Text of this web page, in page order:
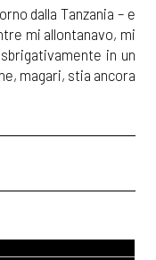
dalla Tanzania – e
mi allontanavo, mi
in un
magari, stia ancora